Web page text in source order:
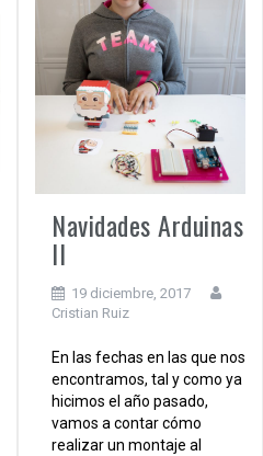
Navidades Arduinas
II
19 diciembre, 2017
Cristian Ruiz
En las fechas en las que nos
encontramos, tal y como ya
hicimos el año pasado,
vamos a contar cómo
realizar un montaje al